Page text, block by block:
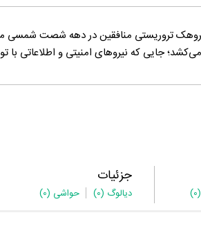
گروهک تروریستی منافقین در دهه شصت شمسی
جایی که نیروهای امنیتی و اطلاعاتی با
(0)
جزئیات
دیالوگ (0) حواشی (0)